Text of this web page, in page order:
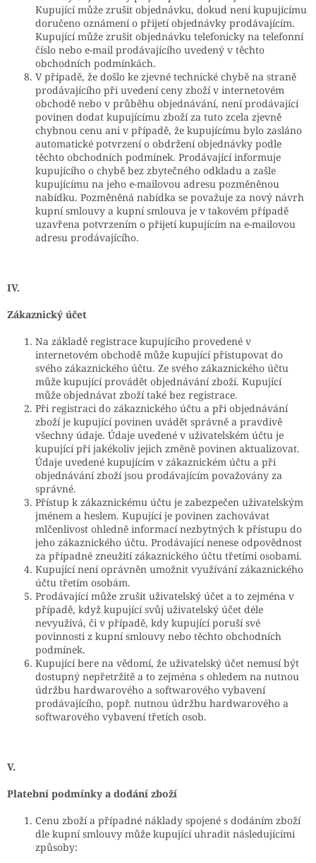
Kupující může zrušit objednávku, dokud není kupujícímu
doručeno oznámení o přijetí objednávky prodávajícím.
Kupující může zrušit objednávku telefonicky na telefonní
číslo nebo e-mail prodávajícího uvedený v těchto
obchodních podmínkách.
V případě, že došlo ke zjevné technické chybě na straně
prodávajícího při uvedení ceny zboží v internetovém
obchodě nebo v průběhu objednávání, není prodávající
povinen dodat kupujícímu zboží za tuto zcela zjevně
chybnou cenu ani v případě, že kupujícímu bylo zasláno
automatické potvrzení o obdržení objednávky podle
těchto obchodních podmínek. Prodávající informuje
kupujícího o chybě bez zbytečného odkladu a zašle
kupujícímu na jeho e-mailovou adresu pozměněnou
nabídku. Pozměněná nabídka se považuje za nový návrh
kupní smlouvy a kupní smlouva je v takovém případě
uzavřena potvrzením o přijetí kupujícím na e-mailovou
adresu prodávajícího.
IV.
Zákaznický účet
Na základě registrace kupujícího provedené v
internetovém obchodě může kupující přistupovat do
svého zákaznického účtu. Ze svého zákaznického účtu
může kupující provádět objednávání zboží. Kupující
může objednávat zboží také bez registrace.
Při registraci do zákaznického účtu a při objednávání
zboží je kupující povinen uvádět správně a pravdivě
všechny údaje. Údaje uvedené v uživatelském účtu je
kupující při jakékoliv jejich změně povinen aktualizovat.
Údaje uvedené kupujícím v zákaznickém účtu a při
objednávání zboží jsou prodávajícím považovány za
správné.
Přístup k zákaznickému účtu je zabezpečen uživatelským
jménem a heslem. Kupující je povinen zachovávat
mlčenlivost ohledně informací nezbytných k přístupu do
jeho zákaznického účtu. Prodávající nenese odpovědnost
za případné zneužití zákaznického účtu třetími osobami.
Kupující není oprávněn umožnit využívání zákaznického
účtu třetím osobám.
Prodávající může zrušit uživatelský účet a to zejména v
případě, když kupující svůj uživatelský účet déle
nevyužívá, či v případě, kdy kupující poruší své
povinnosti z kupní smlouvy nebo těchto obchodních
podmínek.
Kupující bere na vědomí, že uživatelský účet nemusí být
dostupný nepřetržitě a to zejména s ohledem na nutnou
údržbu hardwarového a softwarového vybavení
prodávajícího, popř. nutnou údržbu hardwarového a
softwarového vybavení třetích osob.
V.
Platební podmínky a dodání zboží
Cenu zboží a případné náklady spojené s dodáním zboží
dle kupní smlouvy může kupující uhradit následujícími
způsoby: